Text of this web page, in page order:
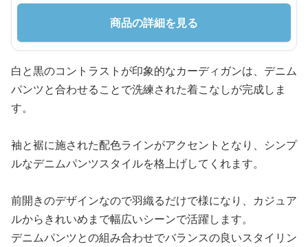
商品の詳細を見る
白と黒のコントラストが印象的なカーディガンは、デニム
パンツと合わせることで洗練された着こなしが完成しま
す。
袖と裾に施された配色ラインがアクセントとなり、シンプ
ルなデニムパンツスタイルを格上げしてくれます。
前開きのデザインなので羽織るだけで様になり、カジュア
ルからきれいめまで幅広いシーンで活躍します。
デニムパンツとの組み合わせでバランスの良いスタイリン